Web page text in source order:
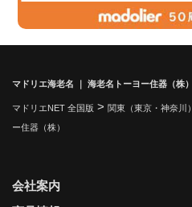
マドリエ海老名 ｜ 海老名トーヨー住器（株）
マドリエNET 全国版 > 関東（東京・神奈川）
ー住器（株）
会社案内